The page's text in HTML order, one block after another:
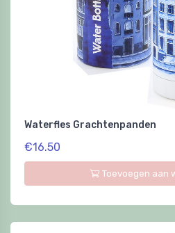
Waterfles Grachtenpanden
€16.50
Toevoegen aan